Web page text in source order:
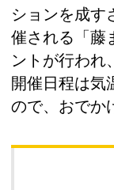
ションを成す
催される「藤
ントが行われ
開催日程は気
ので、おでか